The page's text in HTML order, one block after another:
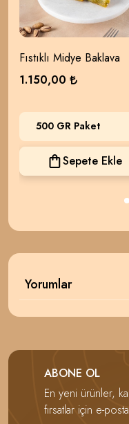
Fıstıklı Midye Baklava
1.150,00
Sepete Ekle
Yorumlar
ABONE OL
En yeni ürünler,
fırsatlar için e-